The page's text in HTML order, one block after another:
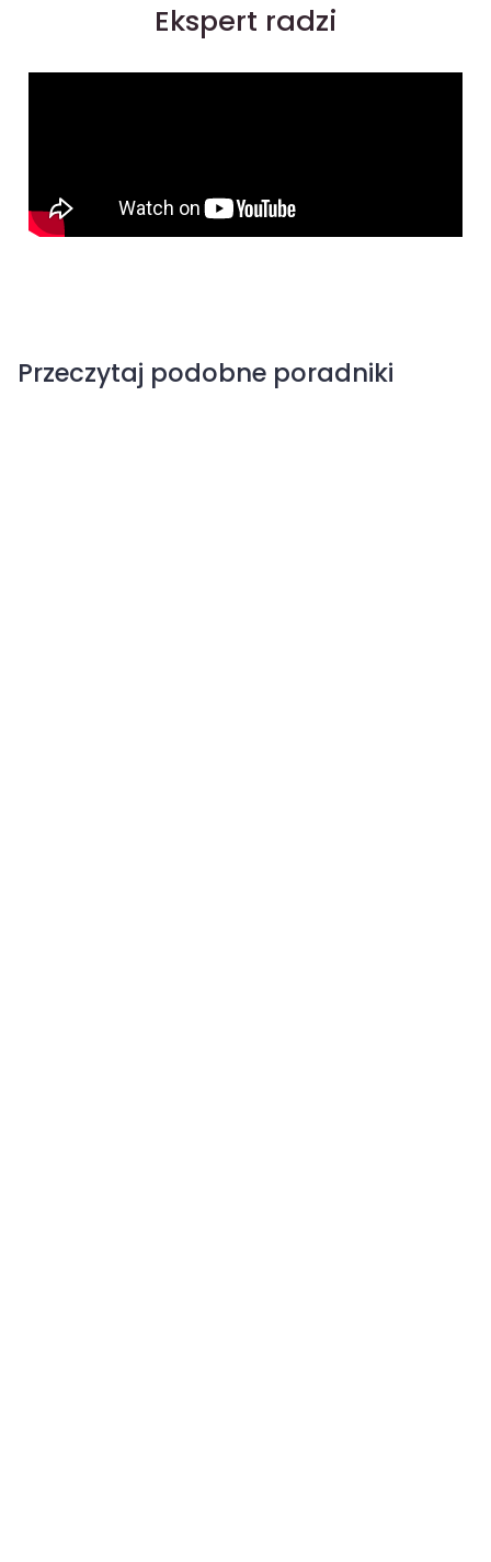
Ekspert radzi
Przeczytaj podobne poradniki